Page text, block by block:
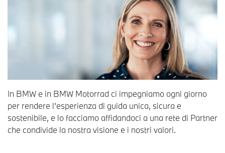
In BMW e in BMW Motorrad ci impegniamo ogni giorno
per rendere l’esperienza di guida unica, sicura e
sostenibile, e lo facciamo affidandoci a una rete di Partner
che condivide la nostra visione e i nostri valori.